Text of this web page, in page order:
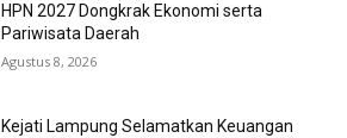
HPN 2027 Dongkrak Ekonomi serta
Pariwisata Daerah
Agustus 8, 2026
Kejati Lampung Selamatkan Keuangan